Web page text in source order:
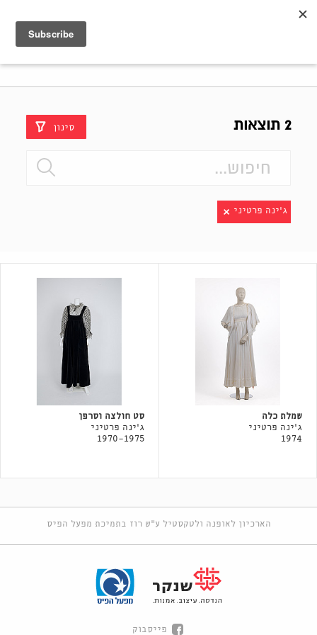
2 תוצאות סינון
ג'ינה פרטיני
שמלת כלה
ג'ינה פרטיני
1974
סט חולצה וסרפן
ג'ינה פרטיני
1970-1975
הארכיון לאופנה ולטקסטיל ע"ש רוז בתמיכת מפעל הפיס
פייסבוק